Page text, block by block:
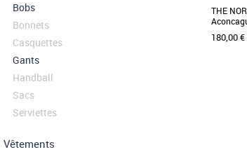
Bobs
Bonnets
Casquettes
Gants
Handball
Sacs
Serviettes
Vêtements
THE
180,00 €
La
nom